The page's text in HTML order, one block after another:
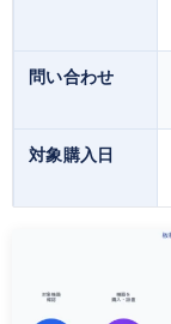
問い合わせ
対象購入日